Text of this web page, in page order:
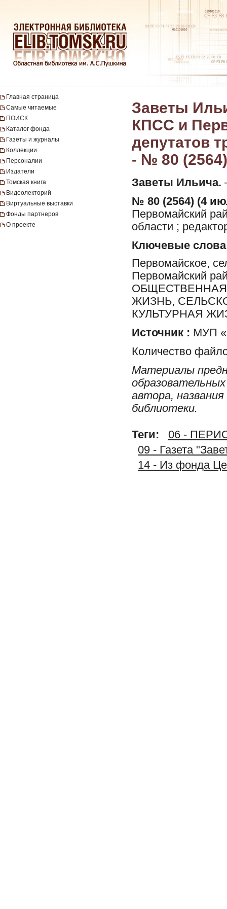
Главная страница
Самые читаемые
ПОИСК
Каталог фонда
Газеты и журналы
Коллекции
Персоналии
Издатели
Томская книга
Видеолекторий
Виртуальные выставки
Фонды партнеров
О проекте
Заветы
КПСС и
депутатов
- № 80
Заветы Ильича.
№ 80 (2564) (4
Первомайский
области ;
Ключевые слова
Первомайское,
Первомайский
ЖИЗНЬ,
КУЛЬТУРНАЯ
Источник : МУП
Количество
Материалы
автора,
библиотеки.
Теги:
06 -
09 - Газета
14 - Из фонда